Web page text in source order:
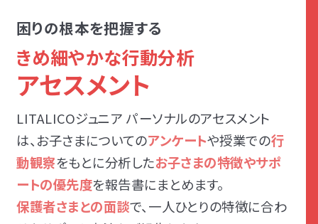
困りの根本を把握する
きめ細やかな行動分析
アセスメント
LITALICOジュニア パーソナルのアセスメント
は、お子さまについてのアンケートや授業での行
動観察をもとに分析したお子さまの特徴やサポ
ートの優先度を報告書にまとめます。
保護者さまとの面談で、一人ひとりの特徴に合わ